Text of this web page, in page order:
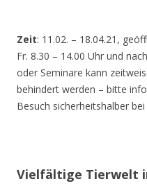
Zeit: 11.02. – 18.04.21,
Fr. 8.30 – 14.00 Uhr und
oder Seminare kann
behindert werden – bitte
Besuch sicherheitshalber bei
Vielfältige Tierwelt